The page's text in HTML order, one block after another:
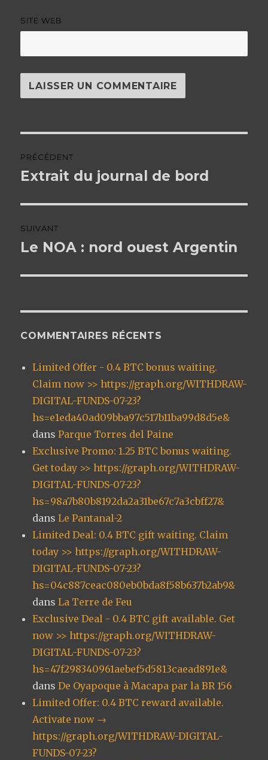
SITE WEB
de
PRÉCÉDENT
Article
Extrait du journal de bord
SUIVANT
Article
Le NOA : nord ouest Argentin
COMMENTAIRES RÉCENTS
Limited Offer - 0.4 BTC bonus waiting.
Claim now >> https://graph.org/WITHDRAW-
DIGITAL-FUNDS-07-23?
hs=e1eda40ad09bba97c517b11ba99d8d5e&
dansParque Torres del Paine
Exclusive Promo: 1.25 BTC bonus waiting.
Get today >> https://graph.org/WITHDRAW-
DIGITAL-FUNDS-07-23?
hs=98a7b80b8192da2a31be67c7a3cbff27&
dansLe Pantanal-2
Limited Deal: 0.4 BTC gift waiting. Claim
today >> https://graph.org/WITHDRAW-
DIGITAL-FUNDS-07-23?
hs=04c887ceac080eb0bda8f58b637b2ab9&
dansLa Terre de Feu
Exclusive Deal - 0.4 BTC gift available. Get
now >> https://graph.org/WITHDRAW-
DIGITAL-FUNDS-07-23?
hs=47f298340961aebef5d5813caead891e&
dansDe Oyapoque à Macapa par la BR 156
Limited Offer: 0.4 BTC reward available.
Activate now →
https://graph.org/WITHDRAW-DIGITAL-
FUNDS-07-23?